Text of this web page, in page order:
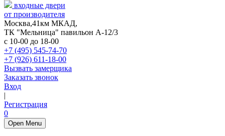
входные двери
от производителя
Москва,41км МКАД,
ТК "Мельница" павильон А-12/3
с 10-00 до 18-00
+7 (495) 545-74-70
+7 (926) 611-18-00
Вызвать замерщика
Заказать звонок
Вход
|
Регистрация
0
Open Menu